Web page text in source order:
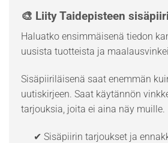
🎨 Liity Taidepisteen
Haluatko ensimmäisenä tiedon
uusista tuotteista ja
Sisäpiiriläisenä saat enemmän
uutiskirjeen. Saat käytännön
tarjouksia, joita ei aina näy muille.
✔ Sisäpiirin tarjoukset ja